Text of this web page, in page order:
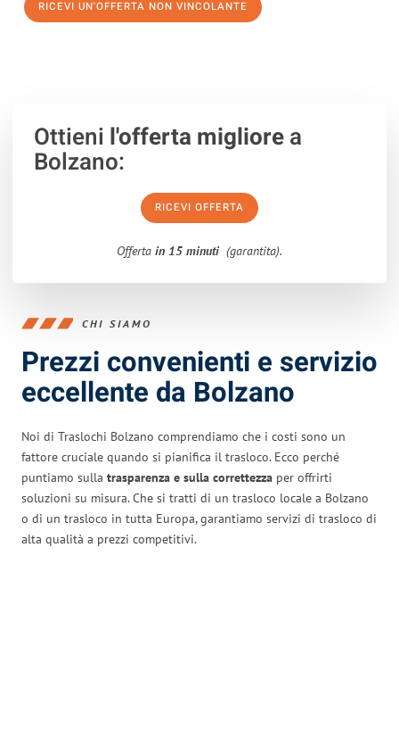
RICEVI UN'OFFERTA NON VINCOLANTE
Ottieni l'offerta migliorea
Bolzano:
RICEVI OFFERTA
Offerta in 15 minuti (garantita).
CHI SIAMO
Prezzi convenienti e servizio
eccellente da Bolzano
Noi di Traslochi Bolzano comprendiamo che i costi sono un
fattore cruciale quando si pianifica il trasloco. Ecco perché
puntiamo sulla trasparenza e sulla correttezza per offrirti
soluzioni su misura. Che si tratti di un trasloco locale a Bolzano
o di un trasloco in tutta Europa, garantiamo servizi di trasloco di
alta qualità a prezzi competitivi.